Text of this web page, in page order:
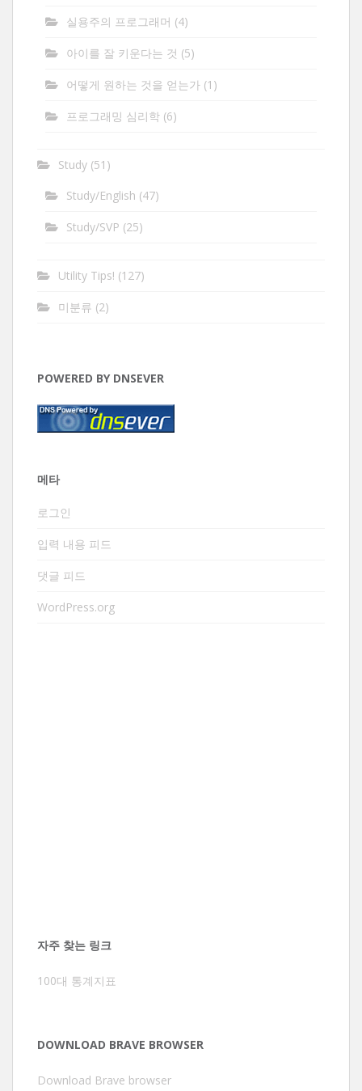
실용주의 프로그래머 (4)
아이를 잘 키운다는 것 (5)
어떻게 원하는 것을 얻는가 (1)
프로그래밍 심리학 (6)
Study (51)
Study/English (47)
Study/SVP (25)
Utility Tips! (127)
미분류 (2)
POWERED BY DNSEVER
메타
로그인
입력 내용 피드
댓글 피드
WordPress.org
자주 찾는 링크
100대 통계지표
DOWNLOAD BRAVE BROWSER
Download Brave browser